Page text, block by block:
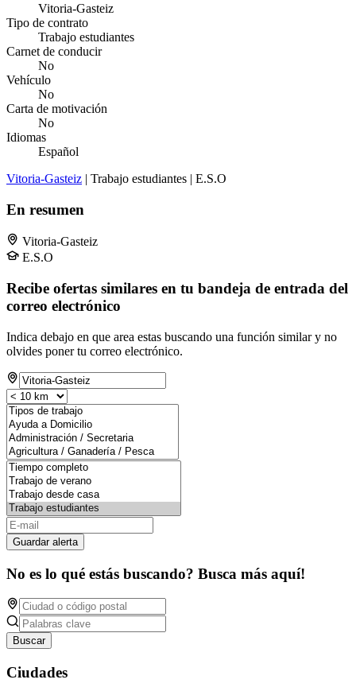
Vitoria-Gasteiz
Tipo de contrato
Trabajo estudiantes
Carnet de conducir
No
Vehículo
No
Carta de motivación
No
Idiomas
Español
Vitoria-Gasteiz | Trabajo estudiantes | E.S.O
En resumen
Vitoria-Gasteiz
E.S.O
Recibe ofertas similares en tu bandeja de entrada del
correo electrónico
Indica debajo en que area estas buscando una función similar y no
olvides poner tu correo electrónico.
Guardar alerta
No es lo qué estás buscando? Busca más aquí!
Buscar
Ciudades